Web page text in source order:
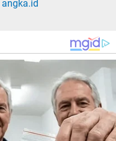
angka.id